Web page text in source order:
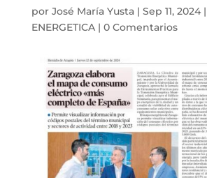
por José María Yusta| Sep 11, 2024|
ENERGETICA| 0 Comentarios